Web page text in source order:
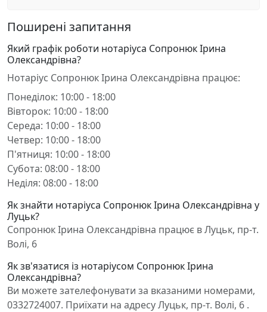
Поширені запитання
Який графік роботи нотаріуса Сопронюк Ірина
Олександрівна?
Нотаріус Сопронюк Ірина Олександрівна працює:
Понеділок: 10:00 - 18:00
Вівторок: 10:00 - 18:00
Середа: 10:00 - 18:00
Четвер: 10:00 - 18:00
П'ятниця: 10:00 - 18:00
Субота: 08:00 - 18:00
Неділя: 08:00 - 18:00
Як знайти нотаріуса Сопронюк Ірина Олександрівна у
Луцьк?
Сопронюк Ірина Олександрівна працює в Луцьк, пр-т.
Волі, 6
Як зв'язатися із нотаріусом Сопронюк Ірина
Олександрівна?
Ви можете зателефонувати за вказаними номерами,
0332724007. Приїхати на адресу Луцьк, пр-т. Волі, 6 .